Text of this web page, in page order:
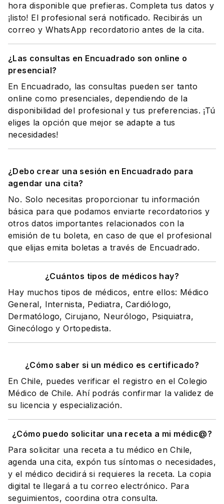
hora disponible que prefieras. Completa tus datos y
¡listo! El profesional será notificado. Recibirás un
correo y WhatsApp recordatorio antes de la cita.
¿Las consultas en Encuadrado son online o
presencial?
En Encuadrado, las consultas pueden ser tanto
online como presenciales, dependiendo de la
disponibilidad del profesional y tus preferencias. ¡Tú
eliges la opción que mejor se adapte a tus
necesidades!
¿Debo crear una sesión en Encuadrado para
agendar una cita?
No. Solo necesitas proporcionar tu información
básica para que podamos enviarte recordatorios y
otros datos importantes relacionados con la
emisión de tu boleta, en caso de que el profesional
que elijas emita boletas a través de Encuadrado.
¿Cuántos tipos de médicos hay?
Hay muchos tipos de médicos, entre ellos: Médico
General, Internista, Pediatra, Cardiólogo,
Dermatólogo, Cirujano, Neurólogo, Psiquiatra,
Ginecólogo y Ortopedista.
¿Cómo saber si un médico es certificado?
En Chile, puedes verificar el registro en el Colegio
Médico de Chile. Ahí podrás confirmar la validez de
su licencia y especialización.
¿Cómo puedo solicitar una receta a mi médic@?
Para solicitar una receta a tu médico en Chile,
agenda una cita, expón tus síntomas o necesidades,
y el médico decidirá si requieres la receta. La copia
digital te llegará a tu correo electrónico. Para
seguimientos, coordina otra consulta.